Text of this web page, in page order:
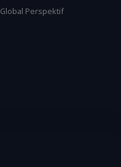
Global Perspektif